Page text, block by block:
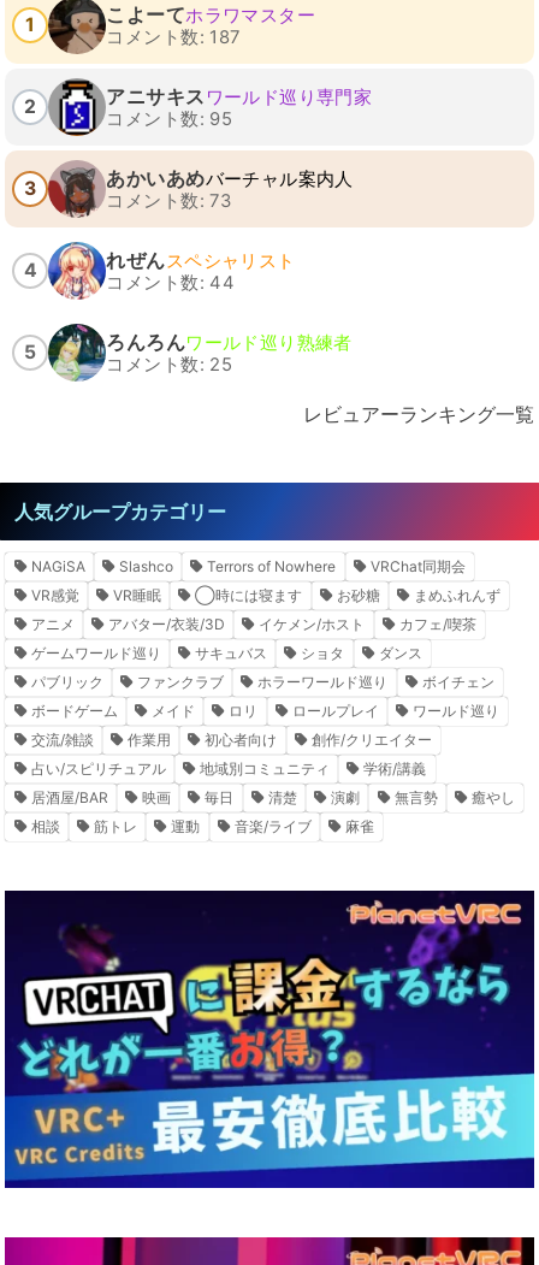
1 こよーてホラワマスター
コメント数: 187
2 アニサキス ワールド巡り専門家
コメント数: 95
3 あかいあめバーチャル案内人
コメント数: 73
4 れぜんスペシャリスト
コメント数: 44
5 ろんろんワールド巡り熟練者
コメント数: 25
レビュアーランキング一覧
人気グループカテゴリー
NAGiSA Slashco Terrors of Nowhere
VRChat同期会
VR感覚
VR睡眠 ◯時には寝ます お砂糖
まめふれんず
アニメ
アバター/衣装/3D イケメン/ホスト
カフェ/喫茶
ゲームワールド巡り
サキュバス ショタ
ダンス
パブリック
ファンクラブ ホラーワールド巡り
ボイチェン
ボードゲーム
メイド ロリ ロールプレイ
ワールド巡り
交流/雑談
作業用 初心者向け
創作/クリエイター
占い/スピリチュアル
地域別コミュニティ
学術/講義
居酒屋/BAR
映画 毎日 清楚 演劇 無言勢
癒やし
相談
筋トレ 運動 音楽/ライブ 麻雀